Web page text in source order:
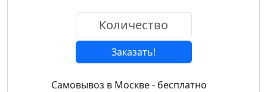
Заказать!
Самовывоз в Москве - бесплатно